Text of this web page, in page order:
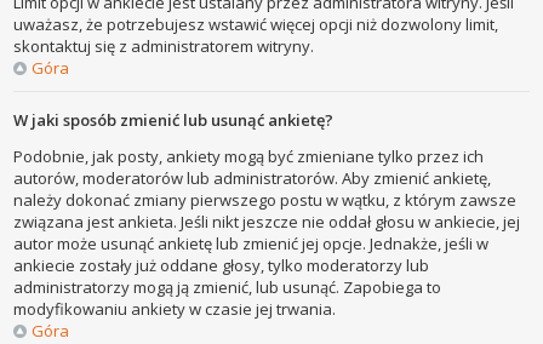
uważasz, że potrzebujesz wstawić więcej opcji niż dozwolony limit,
skontaktuj się z administratorem witryny.
Góra
W jaki sposób zmienić lub usunąć ankietę?
Podobnie, jak posty, ankiety mogą być zmieniane tylko przez ich
autorów, moderatorów lub administratorów. Aby zmienić ankietę,
należy dokonać zmiany pierwszego postu w wątku, z którym zawsze
związana jest ankieta. Jeśli nikt jeszcze nie oddał głosu w ankiecie, jej
autor może usunąć ankietę lub zmienić jej opcje. Jednakże, jeśli w
ankiecie zostały już oddane głosy, tylko moderatorzy lub
administratorzy mogą ją zmienić, lub usunąć. Zapobiega to
modyfikowaniu ankiety w czasie jej trwania.
Góra